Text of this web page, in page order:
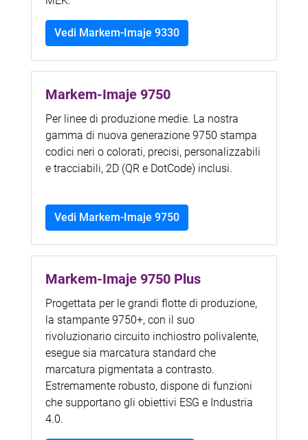
Vedi Markem-Imaje 9330
Markem-Imaje 9750
Per linee di produzione medie. La nostra
gamma di nuova generazione 9750 stampa
codici neri o colorati, precisi, personalizzabili
e tracciabili, 2D (QR e DotCode) inclusi.
Vedi Markem-Imaje 9750
Markem-Imaje 9750 Plus
Progettata per le grandi flotte di produzione,
la stampante 9750+, con il suo
rivoluzionario circuito inchiostro polivalente,
esegue sia marcatura standard che
marcatura pigmentata a contrasto.
Estremamente robusto, dispone di funzioni
che supportano gli obiettivi ESG e Industria
4.0.